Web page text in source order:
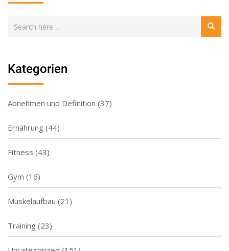
Kategorien
Abnehmen und Definition (37)
Ernährung (44)
Fitness (43)
Gym (16)
Muskelaufbau (21)
Training (23)